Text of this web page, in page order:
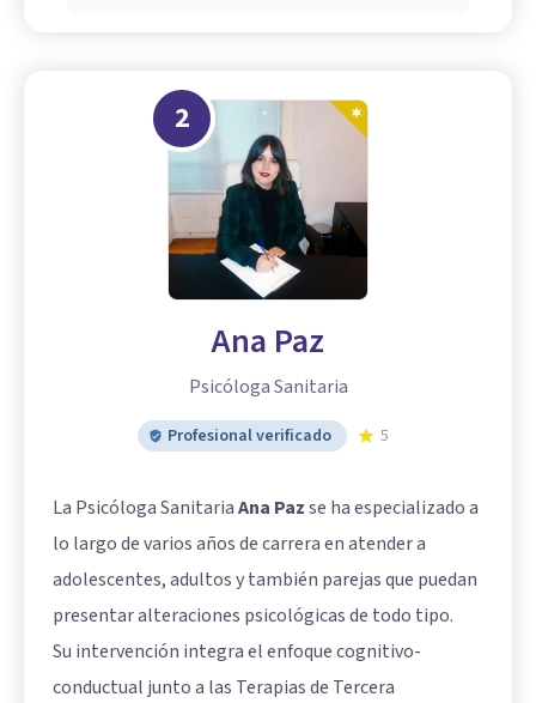
2
Ana Paz
Psicóloga Sanitaria
Profesional verificado 5
La Psicóloga SanitariaAna Pazse ha especializado a
lo largo de varios años de carrera en atender a
adolescentes, adultos y también parejas que puedan
presentar alteraciones psicológicas de todo tipo.
Su intervención integra el enfoque cognitivo-
conductual junto a las Terapias de Tercera